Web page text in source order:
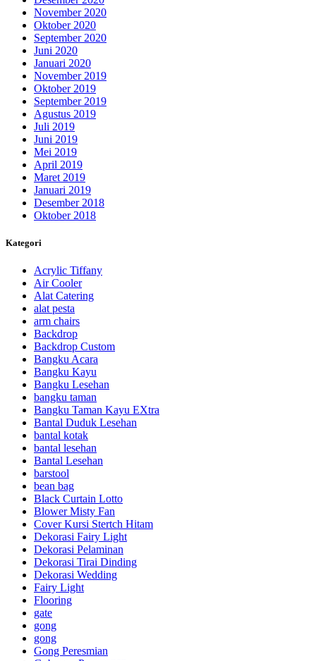
November 2020
Oktober 2020
September 2020
Juni 2020
Januari 2020
November 2019
Oktober 2019
September 2019
Agustus 2019
Juli 2019
Juni 2019
Mei 2019
April 2019
Maret 2019
Januari 2019
Desember 2018
Oktober 2018
Kategori
Acrylic Tiffany
Air Cooler
Alat Catering
alat pesta
arm chairs
Backdrop
Backdrop Custom
Bangku Acara
Bangku Kayu
Bangku Lesehan
bangku taman
Bangku Taman Kayu EXtra
Bantal Duduk Lesehan
bantal kotak
bantal lesehan
Bantal Lesehan
barstool
bean bag
Black Curtain Lotto
Blower Misty Fan
Cover Kursi Stertch Hitam
Dekorasi Fairy Light
Dekorasi Pelaminan
Dekorasi Tirai Dinding
Dekorasi Wedding
Fairy Light
Flooring
gate
gong
gong
Gong Peresmian